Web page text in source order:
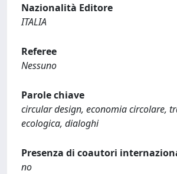
Nazionalità Editore
ITALIA
Referee
Nessuno
Parole chiave
circular design, economia circolare,
ecologica, dialoghi
Presenza di coautori
no